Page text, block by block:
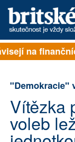
PŘIHLÁSIT
ROZHOVORY
na
"Demokracie"
Vítězka
voleb